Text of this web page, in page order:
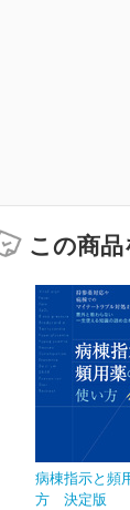
この商品
病棟指示と頻
方 決定版